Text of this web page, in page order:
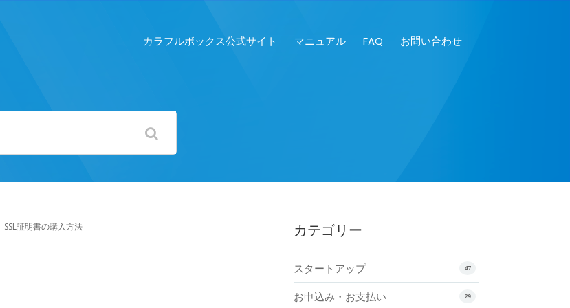
カラフルボックス公式サイト マニュアル FAQ お問い合わせ
SSL証明書の購入方法 カテゴリー
47
スタートアップ
29
お申込み・お支払い